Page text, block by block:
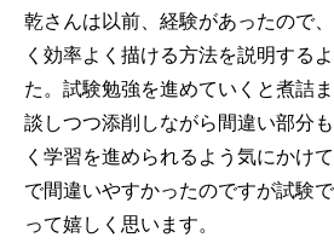
乾さんは以前、経験があったので
く効率よく描ける方法を説明する
た。試験勉強を進めていくと煮詰
談しつつ添削しながら間違い部分
く学習を進められるよう気にかけ
で間違いやすかったのですが試験
って嬉しく思います。